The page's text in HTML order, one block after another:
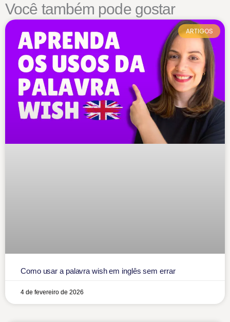
Você também pode gostar
ARTIGOS
Como usar a palavra wish em inglês sem errar
4 de fevereiro de 2026